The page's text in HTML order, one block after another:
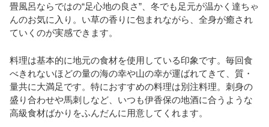
畳風呂ならではの“足心地の良さ”、冬でも足元が温かく達ちゃ
んのお気に入り。い草の香りに包まれながら、全身が癒され
ていくのが実感できます。
料理は基本的に地元の食材を使用している印象です。毎回食
べきれないほどの量の海の幸や山の幸が運ばれてきて、質・
量共に大満足です。特におすすめの料理は別注料理。刺身の
盛り合わせや馬刺しなど、いつも伊香保の地酒に合うような
高級食材ばかりをふんだんに用意してくれます。